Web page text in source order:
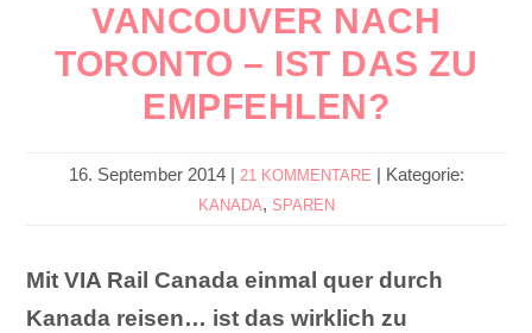
VANCOUVER NACH
TORONTO – IST DAS ZU
EMPFEHLEN?
16. September 2014| 21 KOMMENTARE | Kategorie:
KANADA, SPAREN
Mit VIA Rail Canada einmal quer durch
Kanada reisen… ist das wirklich zu